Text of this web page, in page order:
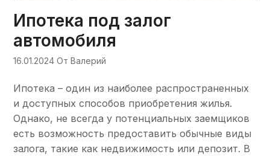
Ипотека под залог
автомобиля
16.01.2024 От Валерий
Ипотека – один из наиболее распространенных
и доступных способов приобретения жилья.
Однако, не всегда у потенциальных заемщиков
есть возможность предоставить обычные виды
залога, такие как недвижимость или депозит. В